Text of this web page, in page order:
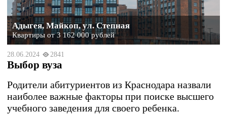
Адыгея, Майкоп, ул. Степная
Квартиры от 3 162 000 рублей
28.06.2024 2841
Выбор вуза
Родители абитуриентов из Краснодара назвали
наиболее важные факторы при поиске высшего
учебного заведения для своего ребенка.